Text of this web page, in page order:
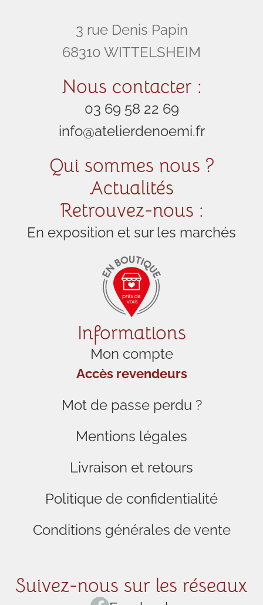
3 rue Denis Papin
68310 WITTELSHEIM
Nous contacter :
03 69 58 22 69
info@atelierdenoemi.fr
Qui sommes nous ?
Actualités
Retrouvez-nous :
En exposition et sur les marchés
Informations
Mon compte
Accès revendeurs
Mot de passe perdu ?
Mentions légales
Livraison et retours
Politique de confidentialité
Conditions générales de vente
Suivez-nous sur les réseaux